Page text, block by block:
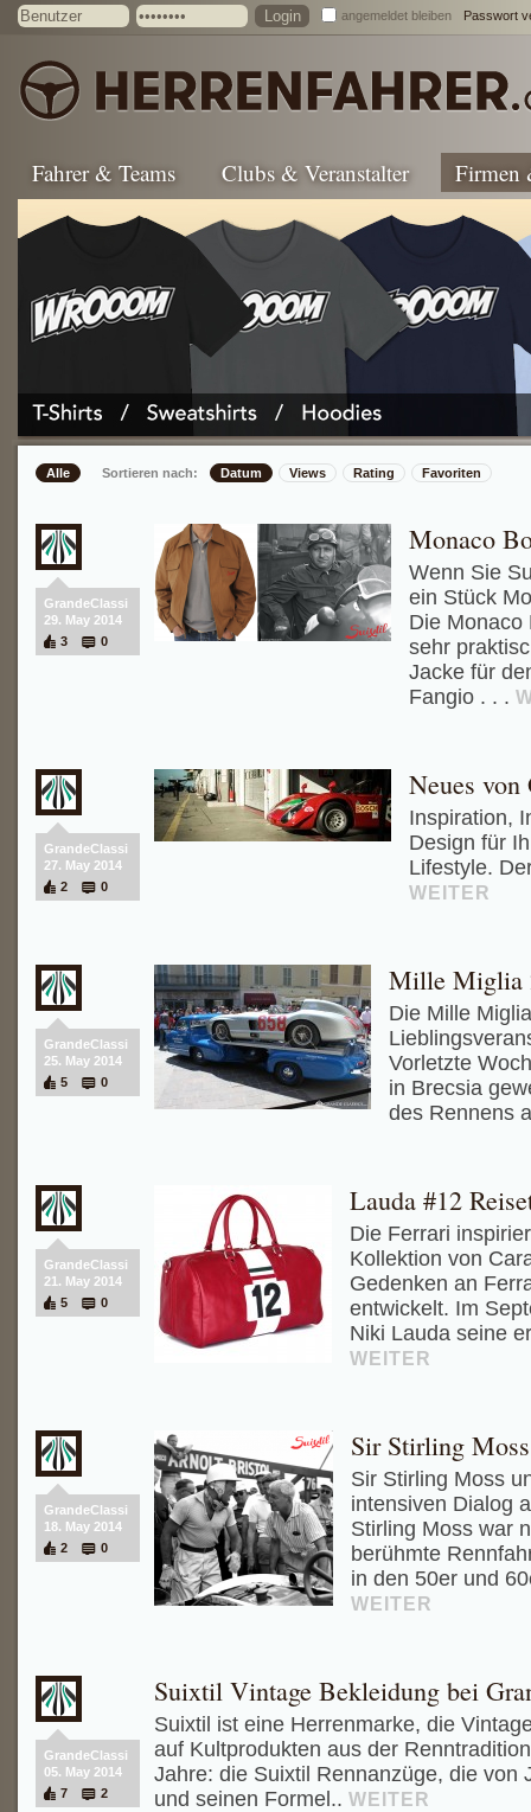
angemeldet bleiben Passwort
Fahrer & Teams Clubs & Veranstalter Firmen
Alle Sortieren nach: Datum Views Rating Favoriten
GrandeClassi
29. May 2014
3
0
Monaco
Wenn Sie
ein Stück
Die Monaco
sehr
Jacke für
Fangio . . .
GrandeClassi
27. May 2014
2
0
Neues von
Inspiration,
Design für
Lifestyle.
WEITER
GrandeClassi
25. May 2014
5
0
Mille Miglia
Die Mille
Vorletzte
in Brecsia
des Rennens
GrandeClassi
21. May 2014
5
0
Lauda #12
Die Ferrari
Kollektion von
Gedenken an
entwickelt. Im
Niki Lauda seine
WEITER
GrandeClassi
18. May 2014
2
0
Sir Stirling
Sir Stirling Moss
intensiven Dialog
Stirling Moss war
berühmte
in den 50er und
WEITER
GrandeClassi
05. May 2014
7
2
Suixtil Vintage Bekleidung bei
Suixtil ist eine Herrenmarke, die
auf Kultprodukten aus der
Jahre: die Suixtil Rennanzüge, die von
und seinen Formel.. WEITER